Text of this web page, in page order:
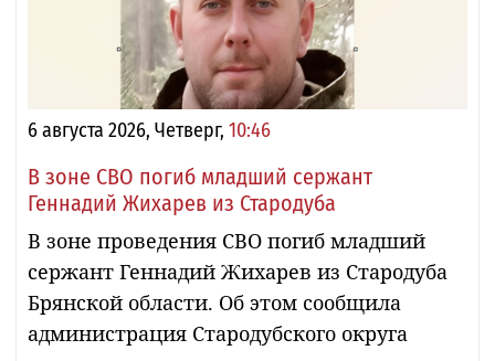
6 августа 2026, Четверг, 10:46
В зоне СВО погиб младший сержант
Геннадий Жихарев из Стародуба
В зоне проведения СВО погиб младший
сержант Геннадий Жихарев из Стародуба
Брянской области. Об этом сообщила
администрация Стародубского округа